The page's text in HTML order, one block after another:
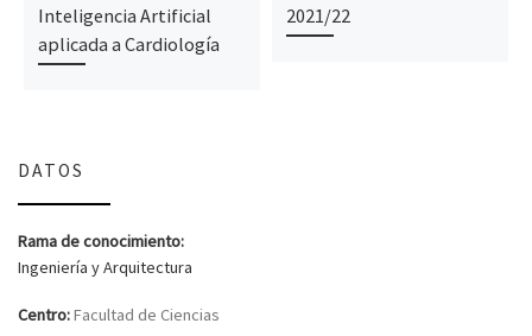
Inteligencia Artificial
aplicada a Cardiología
2021/22
DATOS
Rama de conocimiento:
Ingeniería y Arquitectura
Centro:Facultad de Ciencias